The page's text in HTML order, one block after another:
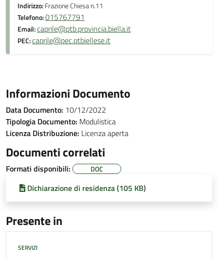
Indirizzo:Frazione Chiesa n.11
Telefono:015767791
Email:caprile@ptb.provincia.biella.it
PEC:caprile@pec.ptbiellese.it
Informazioni Documento
Data Documento: 10/12/2022
Tipologia Documento: Modulistica
Licenza Distribuzione: Licenza aperta
Documenti correlati
Formati disponibili: DOC
Dichiarazione di residenza (105 KB)
Presente in
SERVIZI